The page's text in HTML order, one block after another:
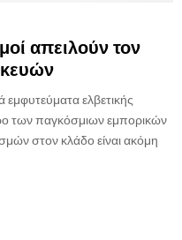
απειλούν τον
εμφυτεύματα ελβετικής
των παγκόσμιων εμπορικών
στον κλάδο είναι ακόμη